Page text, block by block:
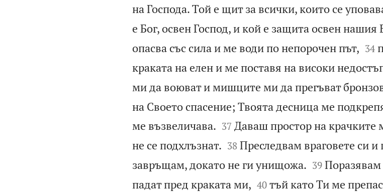
на Господа. Той е щит за всички, които се
е Бог, освен Господ, и кой е защита освен нашия
опасва със сила и ме води по непорочен път, 

34
краката на елен и ме поставя на високи
ми да воюват и мишците ми да прегъват
на Своето спасение; Твоята десница ме
ме възвеличава.
37 Даваш простор на
не се подхлъзнат.
38 Преследвам враговете си и
завръщам, докато не ги унищожа.
39 Поразявам
падат пред краката ми, 

40 тъй като Ти ме